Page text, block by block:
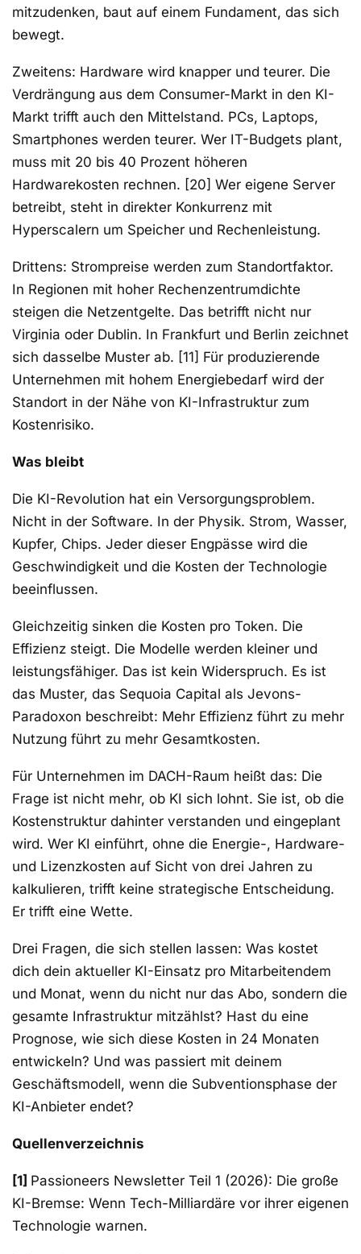
mitzudenken, baut auf einem Fundament, das sich
bewegt.
Zweitens: Hardware wird knapper und teurer. Die
Verdrängung aus dem Consumer-Markt in den KI-
Markt trifft auch den Mittelstand. PCs, Laptops,
Smartphones werden teurer. Wer IT-Budgets plant,
muss mit 20 bis 40 Prozent höheren
Hardwarekosten rechnen. [20] Wer eigene Server
betreibt, steht in direkter Konkurrenz mit
Hyperscalern um Speicher und Rechenleistung.
Drittens: Strompreise werden zum Standortfaktor.
In Regionen mit hoher Rechenzentrumdichte
steigen die Netzentgelte. Das betrifft nicht nur
Virginia oder Dublin. In Frankfurt und Berlin zeichnet
sich dasselbe Muster ab. [11] Für produzierende
Unternehmen mit hohem Energiebedarf wird der
Standort in der Nähe von KI-Infrastruktur zum
Kostenrisiko.
Was bleibt
Die KI-Revolution hat ein Versorgungsproblem.
Nicht in der Software. In der Physik. Strom, Wasser,
Kupfer, Chips. Jeder dieser Engpässe wird die
Geschwindigkeit und die Kosten der Technologie
beeinflussen.
Gleichzeitig sinken die Kosten pro Token. Die
Effizienz steigt. Die Modelle werden kleiner und
leistungsfähiger. Das ist kein Widerspruch. Es ist
das Muster, das Sequoia Capital als Jevons-
Paradoxon beschreibt: Mehr Effizienz führt zu mehr
Nutzung führt zu mehr Gesamtkosten.
Für Unternehmen im DACH-Raum heißt das: Die
Frage ist nicht mehr, ob KI sich lohnt. Sie ist, ob die
Kostenstruktur dahinter verstanden und eingeplant
wird. Wer KI einführt, ohne die Energie-, Hardware-
und Lizenzkosten auf Sicht von drei Jahren zu
kalkulieren, trifft keine strategische Entscheidung.
Er trifft eine Wette.
Drei Fragen, die sich stellen lassen: Was kostet
dich dein aktueller KI-Einsatz pro Mitarbeitendem
und Monat, wenn du nicht nur das Abo, sondern die
gesamte Infrastruktur mitzählst? Hast du eine
Prognose, wie sich diese Kosten in 24 Monaten
entwickeln? Und was passiert mit deinem
Geschäftsmodell, wenn die Subventionsphase der
KI-Anbieter endet?
Quellenverzeichnis
[1] Passioneers Newsletter Teil 1 (2026): Die große
KI-Bremse: Wenn Tech-Milliardäre vor ihrer eigenen
Technologie warnen.